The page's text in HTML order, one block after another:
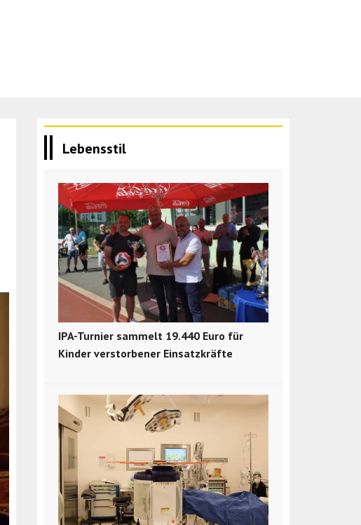
Lebensstil
IPA-Turnier sammelt 19.440 Euro für
Kinder verstorbener Einsatzkräfte